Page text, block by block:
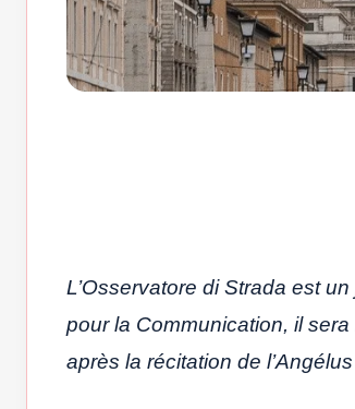
L’Osservatore di Strada est
pour la Communication, il
après la récitation de